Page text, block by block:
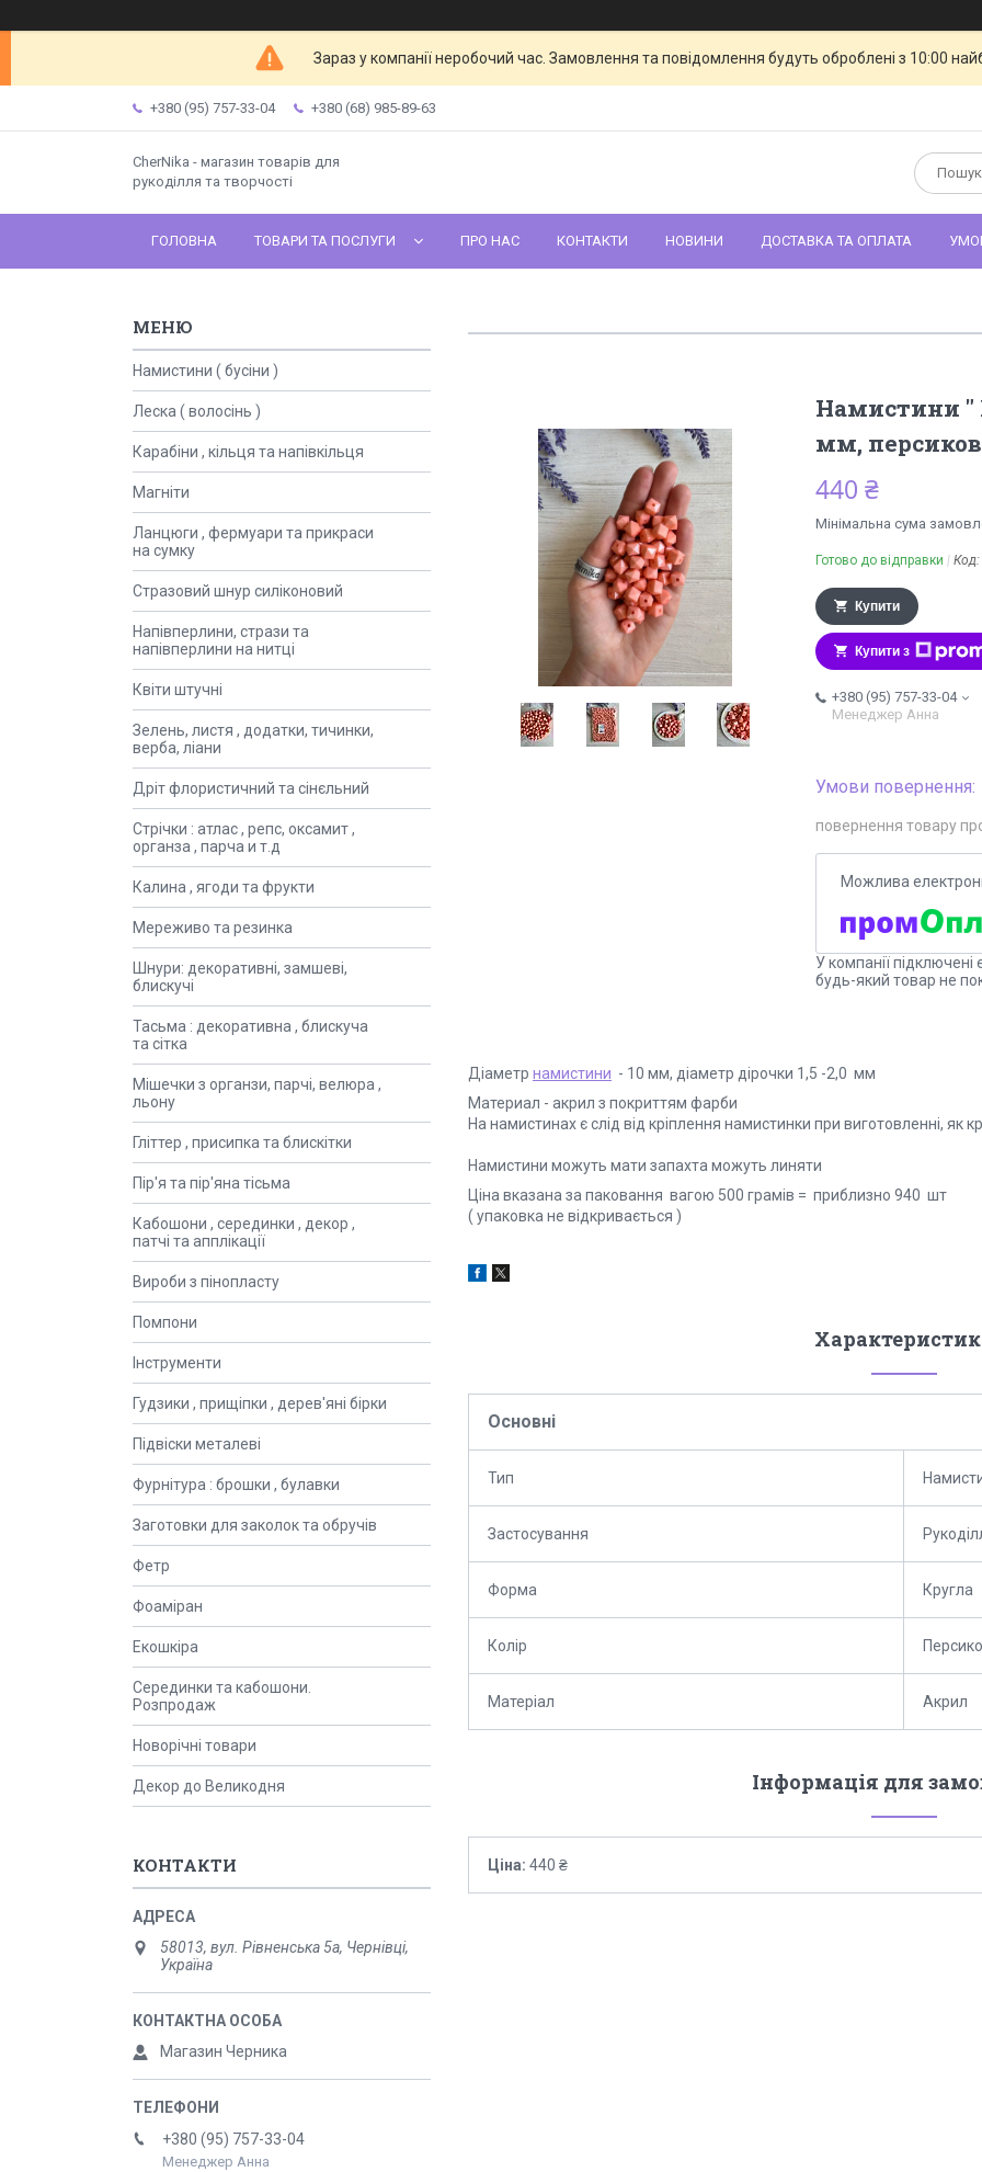
Зараз у компанії неробочий час. Замовлення та повідомлення будуть оброблені з 10:00
+380 (95) 757-33-04 +380 (68) 985-89-63
CherNika - магазин товарів для
рукоділля та творчості
ГОЛОВНА ТОВАРИ ТА ПОСЛУГИ ПРО НАС КОНТАКТИ НОВИНИ ДОСТАВКА ТА ОПЛАТА
Намистини "
мм,
440 ₴
Мінімальна сума
Готово до відправки Код:
Купити
Купити з
+380 (95) 757-33-04
Менеджер Анна
повернення товару
У компанії
будь-який товар не
Діаметр намистини - 10 мм, діаметр дірочки 1,5 -2,0 мм
Материал - акрил з покриттям фарби
На намистинах є слід від кріплення намистинки при виготовленні, як
Намистини можуть мати запахта можуть линяти
Ціна вказана за паковання вагою 500 грамів = приблизно 940 шт
( упаковка не відкривається )
Основні
Тип
Застосування
Форма Кругла
Колір
Матеріал Акрил
Інформація для
Ціна: 440 ₴
Намистини ( бусіни )
Леска ( волосінь )
Карабіни , кільця та напівкільця
Магніти
Ланцюги , фермуари та прикраси
на сумку
Стразовий шнур силіконовий
Напівперлини, стрази та
напівперлини на нитці
Квіти штучні
Зелень, листя , додатки, тичинки,
верба, ліани
Дріт флористичний та сінєльний
Стрічки : атлас , репс, оксамит ,
органза , парча и т.д
Калина , ягоди та фрукти
Мереживо та резинка
Шнури: декоративні, замшеві,
блискучі
Тасьма : декоративна , блискуча
та сітка
Мішечки з органзи, парчі, велюра ,
льону
Гліттер , присипка та блискітки
Пір'я та пір'яна тісьма
Кабошони , серединки , декор ,
патчі та апплікації
Вироби з пінопласту
Помпони
Інструменти
Гудзики , прищіпки , дерев'яні бірки
Підвіски металеві
Фурнітура : брошки , булавки
Заготовки для заколок та обручів
Фетр
Фоаміран
Екошкіра
Серединки та кабошони.
Розпродаж
Новорічні товари
Декор до Великодня
КОНТАКТИ
58013, вул. Рівненська 5а, Чернівці,
Україна
Магазин Черника
+380 (95) 757-33-04
Менеджер Анна